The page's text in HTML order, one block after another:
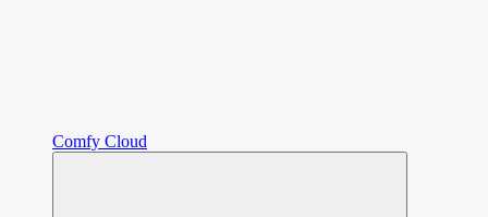
Comfy Cloud